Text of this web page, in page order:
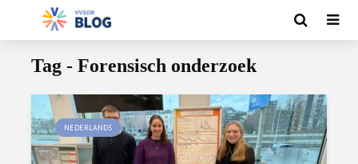
Tag - Forensisch onderzoek
NEDERLANDS